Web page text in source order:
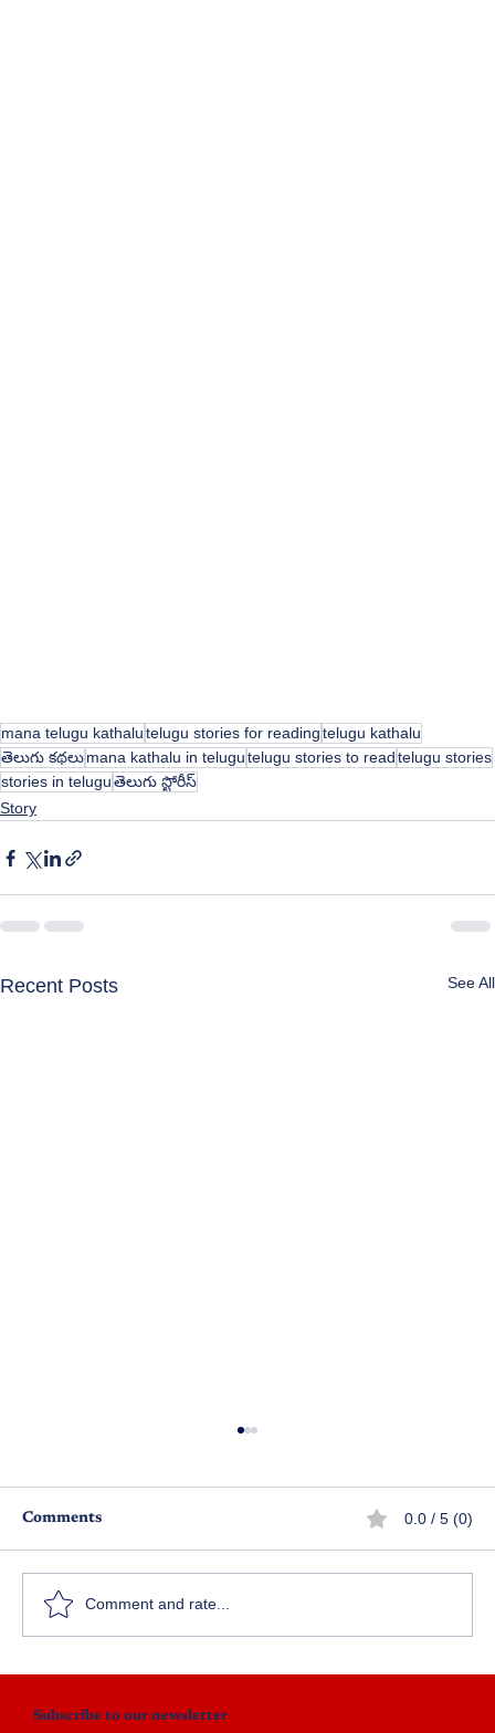
mana telugu kathalutelugu stories for readingtelugu kathalu
తెలుగు కథలుmana kathalu in telugutelugu stories to readtelugu stories
stories in teluguతెలుగు స్టోరీస్
Story
Recent Posts See All
Comments 0.0 / 5 (0)
Comment and rate...
Subscribe to our newsletter